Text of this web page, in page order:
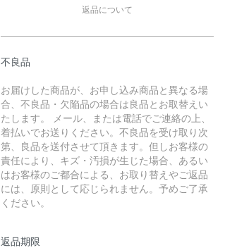
返品について
不良品
お届けした商品が、お申し込み商品と異なる場
合、不良品・欠陥品の場合は良品とお取替えい
たします。 メール、または電話でご連絡の上、
着払いでお送りください。不良品を受け取り次
第、良品を送付させて頂きます。但しお客様の
責任により、キズ・汚損が生じた場合、あるい
はお客様のご都合による、お取り替えやご返品
には、原則として応じられません。予めご了承
ください。
返品期限